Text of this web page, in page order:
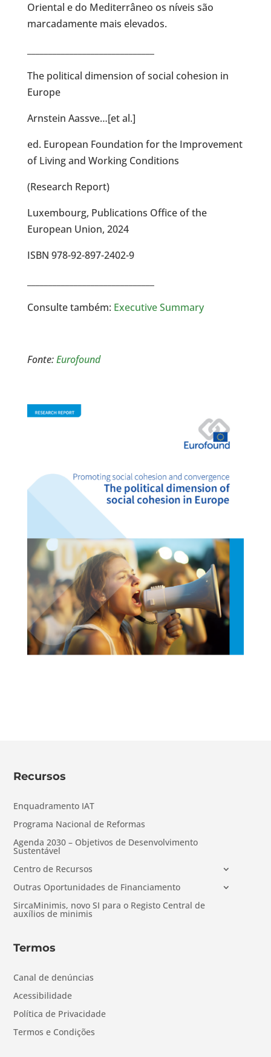
Oriental e do Mediterrâneo os níveis são
marcadamente mais elevados.
The political dimension of social cohesion in
Europe
Arnstein Aassve…[et al.]
ed. European Foundation for the Improvement
of Living and Working Conditions
(Research Report)
Luxembourg, Publications Office of the
European Union, 2024
ISBN 978-92-897-2402-9
Consulte também: Executive Summary
Fonte:Eurofound
Recursos
Enquadramento IAT
Programa Nacional de Reformas
Agenda 2030 – Objetivos de Desenvolvimento
Sustentável
Centro de Recursos
Outras Oportunidades de Financiamento
SircaMinimis, novo SI para o Registo Central de
auxílios de minimis
Termos
Canal de denúncias
Acessibilidade
Política de Privacidade
Termos e Condições